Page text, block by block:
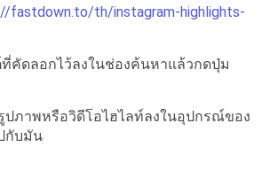
fastdown.to/th/instagram-highlights-
ที่คัดลอกไว้ลงในช่องค้นหาแล้วกดปุ่ม
ปภาพหรือวิดีโอไฮไลท์ลงในอุปกรณ์ของ
กับมัน